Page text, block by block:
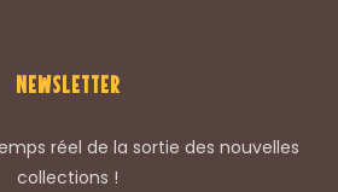
NEWSLETTER
réel de la sortie des nouvelles
collections !